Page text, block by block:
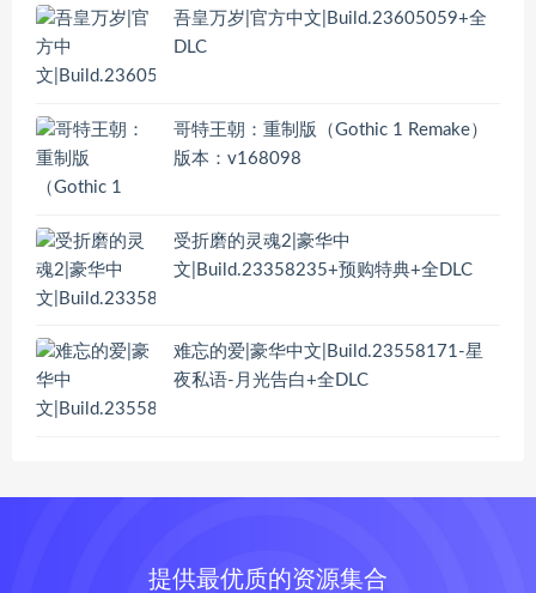
吾皇万岁|官方中文|Build.23605059+全
DLC
哥特王朝：重制版（Gothic 1 Remake）
版本：v168098
受折磨的灵魂2|豪华中
文|Build.23358235+预购特典+全DLC
难忘的爱|豪华中文|Build.23558171-星
夜私语-月光告白+全DLC
提供最优质的资源集合